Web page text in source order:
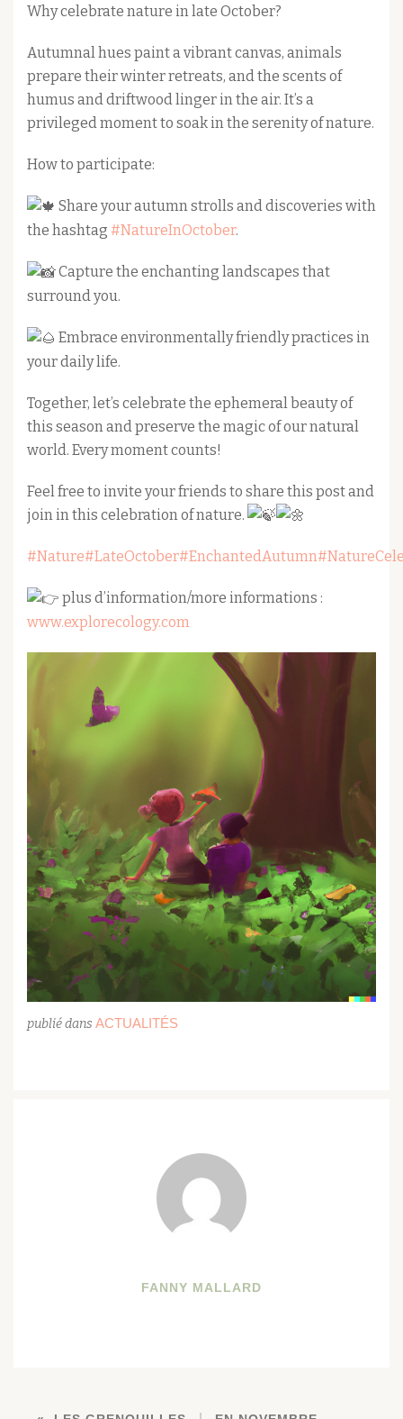
Why celebrate nature in late October?
Autumnal hues paint a vibrant canvas, animals
prepare their winter retreats, and the scents of
humus and driftwood linger in the air. It’s a
privileged moment to soak in the serenity of nature.
How to participate:
Share your autumn strolls and discoveries with
the hashtag #NatureInOctober.
Capture the enchanting landscapes that
surround you.
Embrace environmentally friendly practices in
your daily life.
Together, let’s celebrate the ephemeral beauty of
this season and preserve the magic of our natural
world. Every moment counts!
Feel free to invite your friends to share this post and
join in this celebration of nature.
#Nature#LateOctober#EnchantedAutumn
plus d’information/more informations :
www.explorecology.com
publié dans ACTUALITÉS
FANNY MALLARD